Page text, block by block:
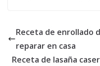
Receta de enrollado
reparar en casa
Receta de lasaña